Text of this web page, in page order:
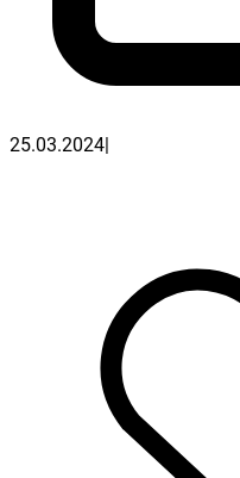
25.03.2024|